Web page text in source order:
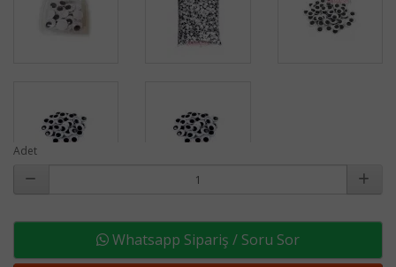
Adet
Whatsapp Sipariş / Soru Sor